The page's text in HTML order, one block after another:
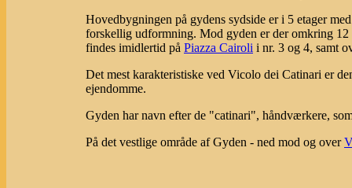
Hovedbygningen på gydens sydside er i 5 etager
forskellig udformning. Mod gyden er der omkring
findes imidlertid på Piazza Cairoli i nr. 3 og 4, samt
Det mest karakteristiske ved Vicolo dei Catinari er
ejendomme.
Gyden har navn efter de "catinari", håndværkere,
På det vestlige område af Gyden - ned mod og over